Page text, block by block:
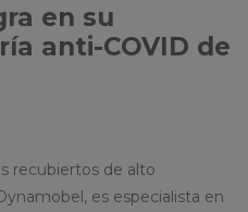
en su
anti-COVID de
recubiertos de alto
es especialista en